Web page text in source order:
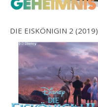
DIE EISKÖNIGIN 2 (2019)